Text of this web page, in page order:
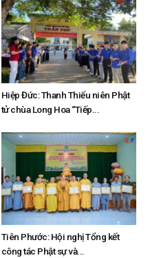
Hiệp Đức: Thanh Thiếu niên Phật
tử chùa Long Hoa “Tiếp...
Tiên Phước: Hội nghị Tổng kết
công tác Phật sự và...